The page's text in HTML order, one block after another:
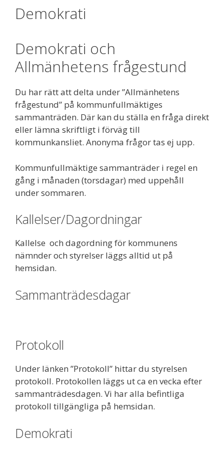
Demokrati
Demokrati och
Allmänhetens frågestund
Du har rätt att delta under ”Allmänhetens
frågestund” på kommunfullmäktiges
sammanträden. Där kan du ställa en fråga direkt
eller lämna skriftligt i förväg till
kommunkansliet. Anonyma frågor tas ej upp.
Kommunfullmäktige sammanträder i regel en
gång i månaden (torsdagar) med uppehåll
under sommaren.
Kallelser/Dagordningar
Kallelse och dagordning för kommunens
nämnder och styrelser läggs alltid ut på
hemsidan.
Sammanträdesdagar
Protokoll
Under länken ”Protokoll” hittar du styrelsen
protokoll. Protokollen läggs ut ca en vecka efter
sammanträdesdagen. Vi har alla befintliga
protokoll tillgängliga på hemsidan.
Demokrati